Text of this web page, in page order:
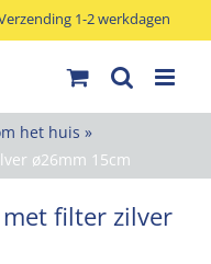
1-2 werkdagen
het huis »
ø26mm 15cm
filter zilver